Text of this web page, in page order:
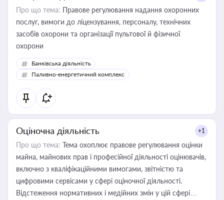
Про що тема: Правове регулювання надання охоронних
послуг, вимоги до ліцензування, персоналу, технічних
засобів охорони та організації пультової й фізичної
охорони
Банківська діяльність
Паливно-енергетичний комплекс
Оціночна діяльність +1
Про що тема: Тема охоплює правове регулювання оцінки
майна, майнових прав і професійної діяльності оцінювачів,
включно з кваліфікаційними вимогами, звітністю та
цифровими сервісами у сфері оціночної діяльності.
Відстеження нормативних і медійних змін у цій сфері